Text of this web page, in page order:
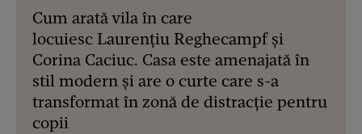
Cum arată vila în care
locuiesc Laurențiu Reghecampf și
Corina Caciuc. Casa este amenajată în
stil modern și are o curte care s-a
transformat în zonă de distracție pentru
copii